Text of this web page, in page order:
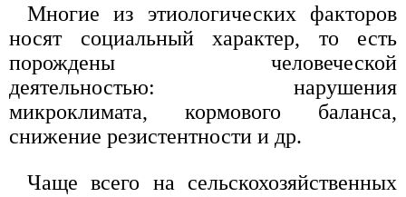
Многие из этиологических факторов
носят социальный характер, то есть
порождены человеческой
деятельностью: нарушения
микроклимата, кормового баланса,
снижение резистентности и др.
Чаще всего на сельскохозяйственных